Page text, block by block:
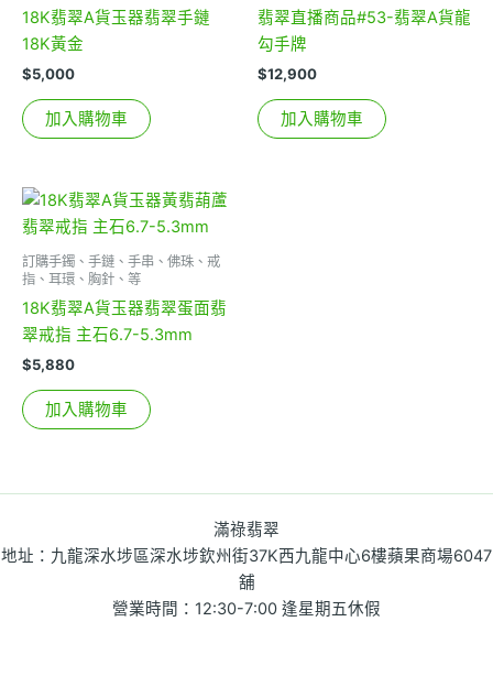
18K翡翠A貨玉器翡翠手鏈
18K黃金
$5,000
加入購物車
翡翠直播商品#53-翡翠A貨龍
勾手牌
$12,900
加入購物車
訂購手鐲、手鏈、手串、佛珠、戒
指、耳環、胸針、等
18K翡翠A貨玉器翡翠蛋面翡
翠戒指 主石6.7-5.3mm
$5,880
加入購物車
滿祿翡翠
地址：九龍深水埗區深水埗欽州街37K西九龍中心6樓蘋果商場6047
舖
營業時間：12:30-7:00 逢星期五休假